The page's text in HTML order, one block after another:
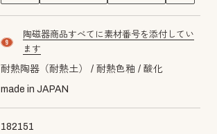
material number9
陶磁器商品すべてに素材番号を添付してい
ます
耐熱陶器（耐熱土） 耐熱色釉
酸化
made in JAPAN
182151